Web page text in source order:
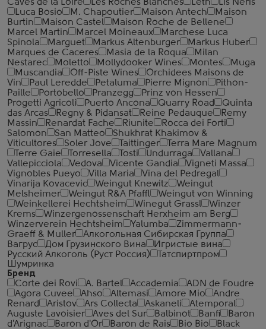
Caves de la Loire
Les Roches Blanches Leth
Lis Neris
Luca Bosio
M. Chapoutier Maison Antech
Maison
Burtin
Maison Castel
Maison Roche de Bellene
Marcel Martin
Marcel Moineaux
Marchese Luca
Spinola
Marguet Markus Altenburger
Markus Huber
Marques de Caceres
Masia de la Roqua
Milan
Nestarec
Moletto Mollydooker Wines Montes
Muga
Muscandia
Off-Piste Wines
Orchidees Maisons de
Vin
Paul Leredde Petaluma Pierre Mignon
Pithon-
Paille
Portobello Pranzegg
Prinz von Hessen
Progetti Agricoli
Puerto Ancona Quarry Road
Quinta
das Arcas
Regny & Pidansat Reine Pedauque
Remy
Massin
Renardat Fache Riunite
Rocca dei Forti
Salomon
San Matteo
Shukhrat Khakimov &
Viticultores
Soler Jove Taittinger
Terra Mare Magnum
Terre Gaie
Torresella Tosti Undurraga
Vallana
Vallepicciola
Vedova Vicente Gandia
Vigneti Massa
Vignobles Pueyo
Villa Maria
Vina del Pedregal
Vinarija Kovacevic
Weingut Knewitz
Weingut
Melsheimer
Weingut R&A Pfaffl
Weingut von Winning
Weinkellerei Hechtsheim
Winegut Grassl
Winzer
Krems
Winzergenossenschaft Herxheim am Berg
Winzerverein Hechtsheim
Yalumba
Zimmermann-
Graeff & Muller
Алкогольная Сибирская Группа
Вагрус
Дом Грузинского Вина
Игристые вина
Русский Алкоголь (Руст Россия)
Татспиртпром
Шумринка
Бренд
Corte dei Rovi
A. Bartel Accademia
ADN de Foudre
Agora Cuvee
Ahso Altemasi Amore Mio
Andre
Renard
Aristov Ars Collecta Askaneli
Atemporal
Auguste Lavoisier
Aves del Sur Balbinot Banfi
Baron
d'Arignac
Baron d'Or Baron de Rais Bio Bio Black